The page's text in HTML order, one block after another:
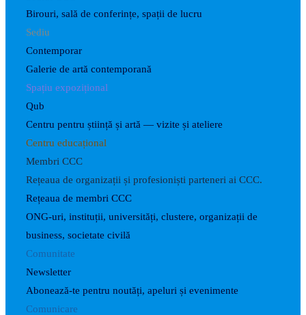
Birouri, sală de conferințe, spații de lucru
Sediu
Contemporar
Galerie de artă contemporană
Spațiu expozițional
Qub
Centru pentru știință și artă — vizite și ateliere
Centru educațional
Membri CCC
Rețeaua de organizații și profesioniști parteneri ai CCC.
Rețeaua de membri CCC
ONG-uri, instituții, universități, clustere, organizații de
business, societate civilă
Comunitate
Newsletter
Abonează-te pentru noutăți, apeluri și evenimente
Comunicare